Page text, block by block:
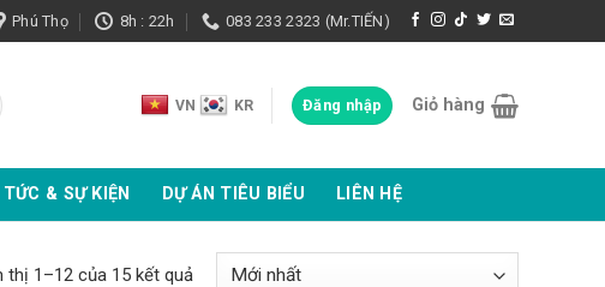
Phú Thọ 8h : 22h 083 233 2323 (Mr.TIẾN)
VN KR Đăng nhập Giỏ hàng
& SỰ KIỆN DỰ ÁN TIÊU BIỂU LIÊN HỆ
thị 1–12 của 15 kết quảĐược